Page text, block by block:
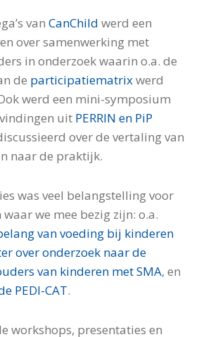
van CanChild werd een
over samenwerking met
in onderzoek waarin o.a. de
de participatiematrixwerd
werd een mini-symposium
uit PERRIN en PiP
over de vertaling van
naar de praktijk.
was veel belangstelling voor
we mee bezig zijn: o.a.
van voeding bij kinderen
over onderzoek naar de
van kinderen met SMA, en
PEDI-CAT.
workshops, presentaties en